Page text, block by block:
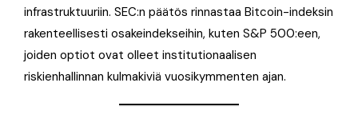
infrastruktuuriin. SEC:n päätös rinnastaa Bitcoin-indeksin
rakenteellisesti osakeindekseihin, kuten S&P 500:een,
joiden optiot ovat olleet institutionaalisen
riskienhallinnan kulmakiviä vuosikymmenten ajan.